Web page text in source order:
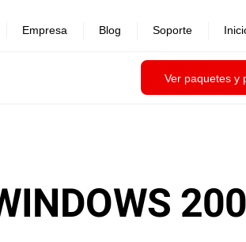
Ver paquetes y
Empresa Blog Soporte